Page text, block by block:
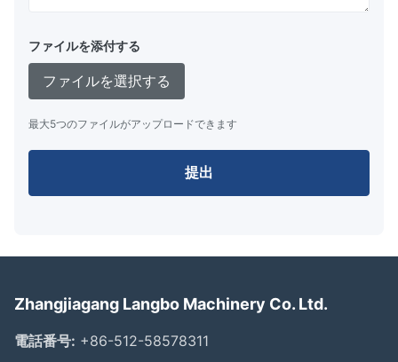
ファイルを添付する
ファイルを選択する
最大5つのファイルがアップロードできます
提出
Zhangjiagang Langbo Machinery Co. Ltd.
電話番号: +86-512-58578311